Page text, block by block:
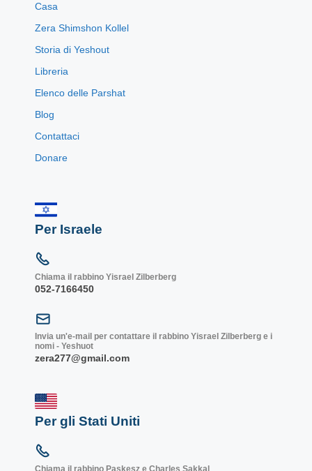
Casa
Zera Shimshon Kollel
Storia di Yeshout
Libreria
Elenco delle Parshat
Blog
Contattaci
Donare
Per Israele
Chiama il rabbino Yisrael Zilberberg
052-7166450
Invia un'e-mail per contattare il rabbino Yisrael Zilberberg e i
nomi - Yeshuot
zera277@gmail.com
Per gli Stati Uniti